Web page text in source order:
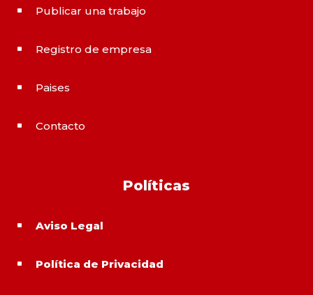
^ Publicar una trabajo
^ Registro de empresa
^ Paises
^ Contacto
Políticas
^ Aviso Legal
^ Política de Privacidad